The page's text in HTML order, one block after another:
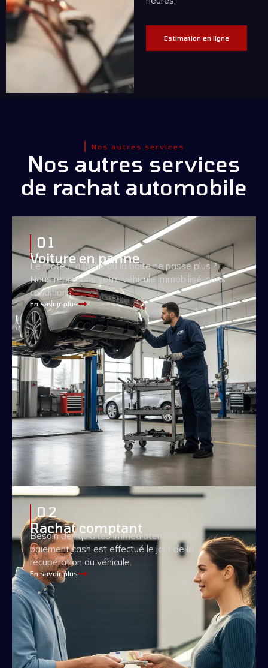
Estimation en ligne
Nos autres services
Nos autres services
de rachat automobile
0 1
Voiture en panne
Le moteur a lâché ou la boîte ne passe plus ?
Nous reprenons votre véhicule immobilisé, sans
conditions.
En savoir plus
0 2
Rachat comptant
Besoin de liquidités immédiatement ? Le
paiement cash est effectué le jour de la
récupération du véhicule.
En savoir plus